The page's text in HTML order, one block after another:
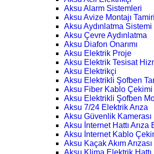
Aksu Alarm Sistemleri
Aksu Avize Montajı Tamiri
Aksu Aydınlatma Sistemi
Aksu Çevre Aydınlatma
Aksu Diafon Onarımı
Aksu Elektrik Proje
Aksu Elektrik Tesisat
Aksu Elektrikçi
Aksu Elektrikli Şofben
Aksu Fiber Kablo Çekimi
Aksu Elektrikli Şofben
Aksu 7/24 Elektrik Arıza
Aksu Güvenlik Kamerası
Aksu İnternet Hattı Arıza
Aksu İnternet Kablo
Aksu Kaçak Akım Arızası
Aksu Klima Elektrik Hattı